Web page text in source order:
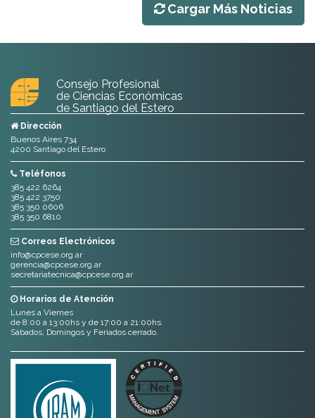
Cargar Más Noticias
Consejo Profesional
de Ciencias Económicas
de Santiago del Estero
Dirección
Buenos Aires 734
4200 Santiago del Estero
Teléfonos
385 422 6264
385 422 3750
385 350 0606
385 350 6810
Correos Electrónicos
info@cpcese.org.ar
gerencia@cpcese.org.ar
secretariatecnica@cpcese.org.ar
Horarios de Atención
Lunes a Viernes
de 8:00 a 13:00hs y de 17:00 a 21:00hs.
Sábados, Domingos y Feriados cerrado.